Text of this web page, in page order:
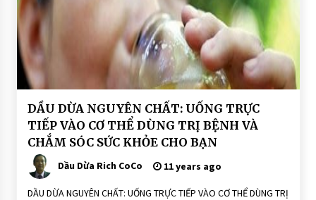
BÀI
VIẾT
DẨU
DỪA
DÙNG
ĂN
UỐNG
TRỊ
BỆNH
DẦU DỪA NGUYÊN CHẤT: UỐNG TRỰC
TIẾP VÀO CƠ THỂ DÙNG TRỊ BỆNH VÀ
CHẮM SÓC SỨC KHỎE CHO BẠN
Dầu Dừa Rich CoCo 11 years ago
DẦU DỪA NGUYÊN CHẤT: UỐNG TRỰC TIẾP VÀO CƠ THỂ DÙNG TRỊ